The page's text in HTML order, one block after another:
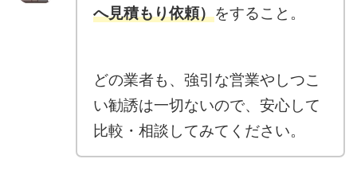
へ見積もり依頼）をすること。
どの業者も、強引な営業やしつこ
い勧誘は一切ないので、安心して
比較・相談してみてください。